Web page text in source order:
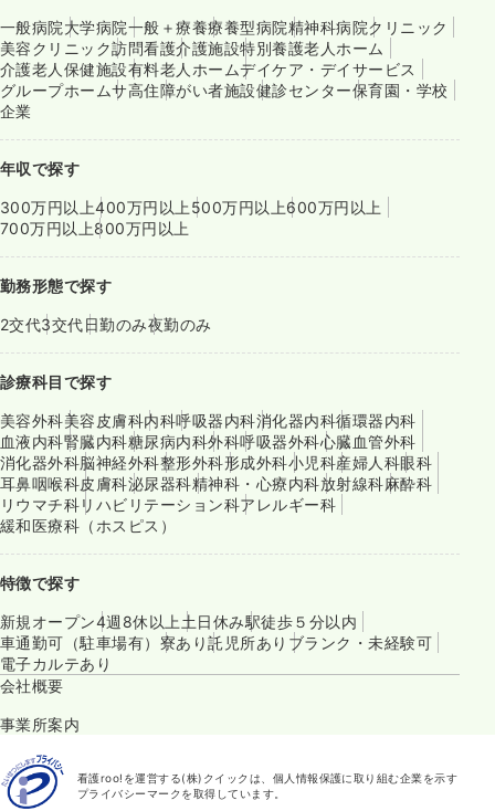
一般病院大学病院一般＋療養療養型病院精神科病院クリニック
美容クリニック訪問看護介護施設特別養護老人ホーム
介護老人保健施設有料老人ホームデイケア・デイサービス
グループホームサ高住障がい者施設健診センター保育園・学校
企業
年収で探す
300万円以上400万円以上 500万円以上600万円以上
700万円以上800万円以上
勤務形態で探す
2交代3交代日勤のみ夜勤のみ
診療科目で探す
美容外科美容皮膚科内科呼吸器内科消化器内科循環器内科
血液内科腎臓内科糖尿病内科外科呼吸器外科心臓血管外科
消化器外科脳神経外科整形外科形成外科小児科産婦人科眼科
耳鼻咽喉科皮膚科泌尿器科精神科・心療内科放射線科麻酔科
リウマチ科リハビリテーション科アレルギー科
緩和医療科（ホスピス）
特徴で探す
新規オープン4週8休以上 土日休み駅徒歩５分以内
車通勤可（駐車場有） 寮あり託児所あり ブランク・未経験可
電子カルテあり
会社概要
事業所案内
看護roo!を運営する(株)クイックは、個人情報保護に取り組む企業を示す
プライバシーマークを取得しています。